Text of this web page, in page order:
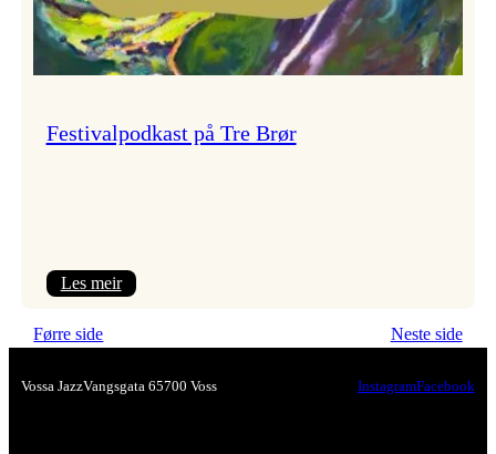
Festivalpodkast på Tre Brør
Les meir:
Brør
Førre side Neste side
Vossa JazzVangsgata 65700 Voss InstagramFacebook